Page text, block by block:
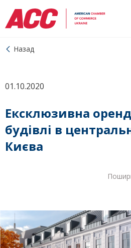
Назад
01.10.2020
Ексклюзивна
будівлі в
Києва